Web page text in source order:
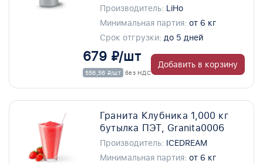
Производитель: LiHo
Минимальная партия: от 6 кг
Срок отгрузки: до 5 дней
679 ₽/шт
556,56 ₽/шт без НДС
Добавить в корзину
Гранита Клубника 1,000 кг
бутылка ПЭТ, Granita0006
Производитель: ICEDREAM
Минимальная партия: от 6 кг